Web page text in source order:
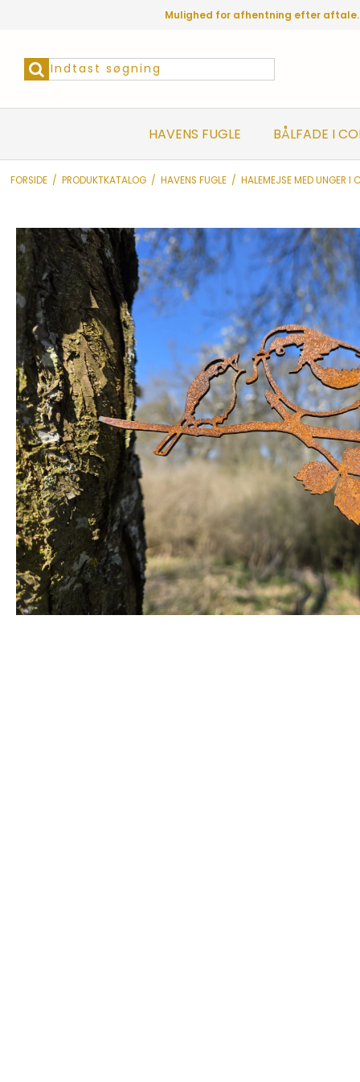
Mulighed for afhentning efter aftale.
HAVENS FUGLE BÅLFADE I
FORSIDE / PRODUKTKATALOG / HAVENS FUGLE / HALEMEJSE MED UNGER I